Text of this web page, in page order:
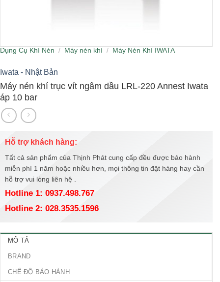
Dụng Cụ Khí Nén / Máy nén khí / Máy Nén Khí IWATA
Iwata - Nhật Bản
Máy nén khí trục vít ngâm dầu LRL-220 Annest Iwata
áp 10 bar
Hỗ trợ khách hàng:
Tất cả sản phẩm của Thịnh Phát cung cấp đều được bảo hành
miễn phí 1 năm hoặc nhiều hơn, mọi thông tin đặt hàng hay cần
hỗ trợ vui lòng liên hệ .
Hotline 1: 0937.498.767
Hotline 2: 028.3535.1596
MÔ TẢ
BRAND
CHẾ ĐỘ BẢO HÀNH